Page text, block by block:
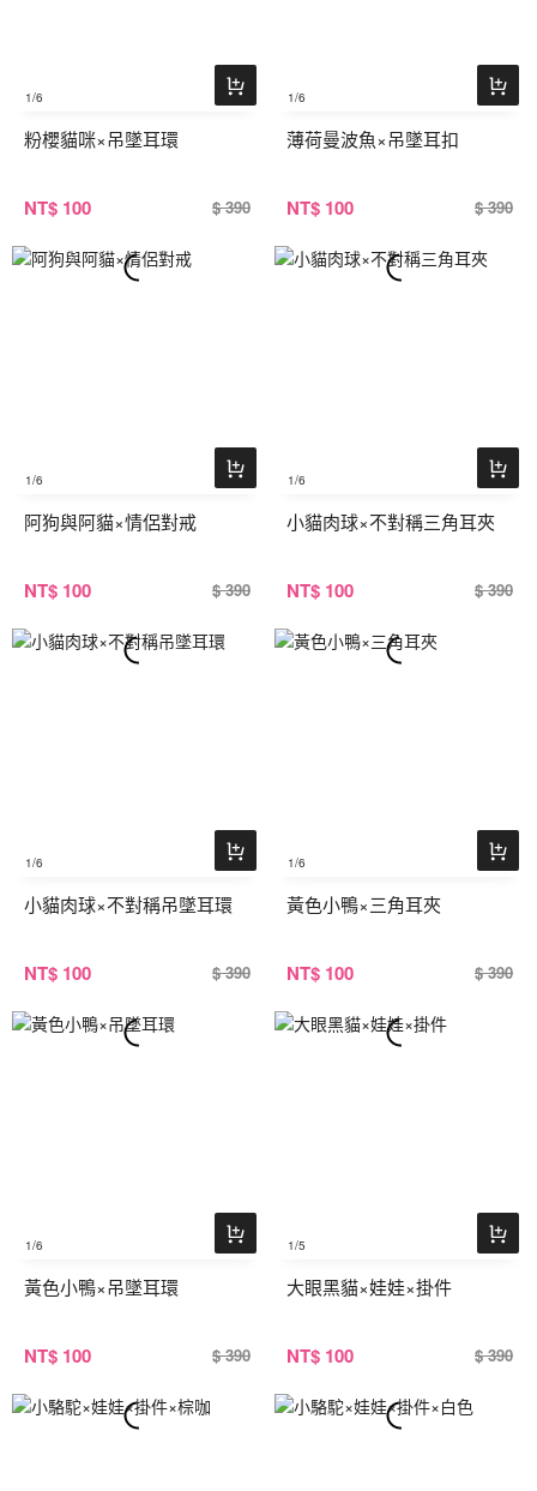
1/6
粉櫻貓咪×吊墜耳環
NT$ 100 $ 390
1/6
薄荷曼波魚×吊墜耳扣
NT$ 100 $ 390
1/6
阿狗與阿貓×情侶對戒
NT$ 100 $ 390
1/6
小貓肉球×不對稱三角耳夾
NT$ 100 $ 390
1/6
小貓肉球×不對稱吊墜耳環
NT$ 100 $ 390
1/6
黃色小鴨×三角耳夾
NT$ 100 $ 390
1/6
黃色小鴨×吊墜耳環
NT$ 100 $ 390
1/5
大眼黑貓×娃娃×掛件
NT$ 100 $ 390